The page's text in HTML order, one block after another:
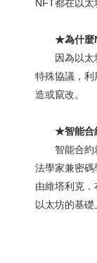
NFT都在以太
★為什麼
因為以太坊
特殊協議，
造或竄改。
★智能合
智能合約就
法學家兼密
由維塔利克
以太坊的基礎